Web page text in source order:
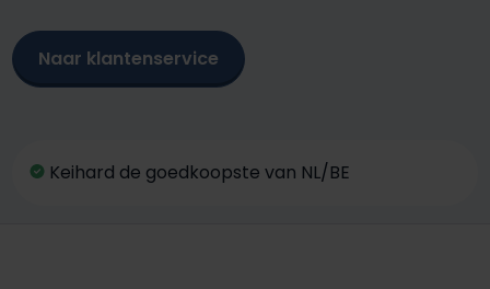
Naar klantenservice
Keihard de goedkoopste van NL/BE